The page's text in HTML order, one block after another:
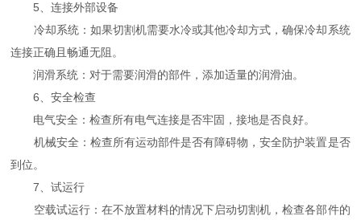
5、连接外部设备
冷却系统：如果切割机需要水冷或其他冷却方式，确保冷却系统
连接正确且畅通无阻。
润滑系统：对于需要润滑的部件，添加适量的润滑油。
6、安全检查
电气安全：检查所有电气连接是否牢固，接地是否良好。
机械安全：检查所有运动部件是否有障碍物，安全防护装置是否
到位。
7、试运行
空载试运行：在不放置材料的情况下启动切割机，检查各部件的